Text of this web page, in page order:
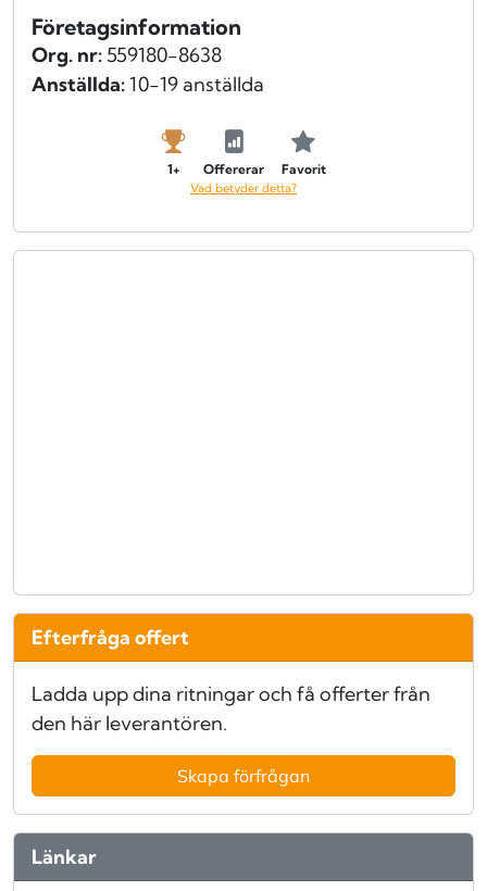
Företagsinformation
Org. nr: 559180-8638
Anställda:10-19 anställda
1+ Offererar Favorit
Vad betyder detta?
Efterfråga offert
Ladda upp dina ritningar och få offerter från
den här leverantören.
Skapa förfrågan
Länkar